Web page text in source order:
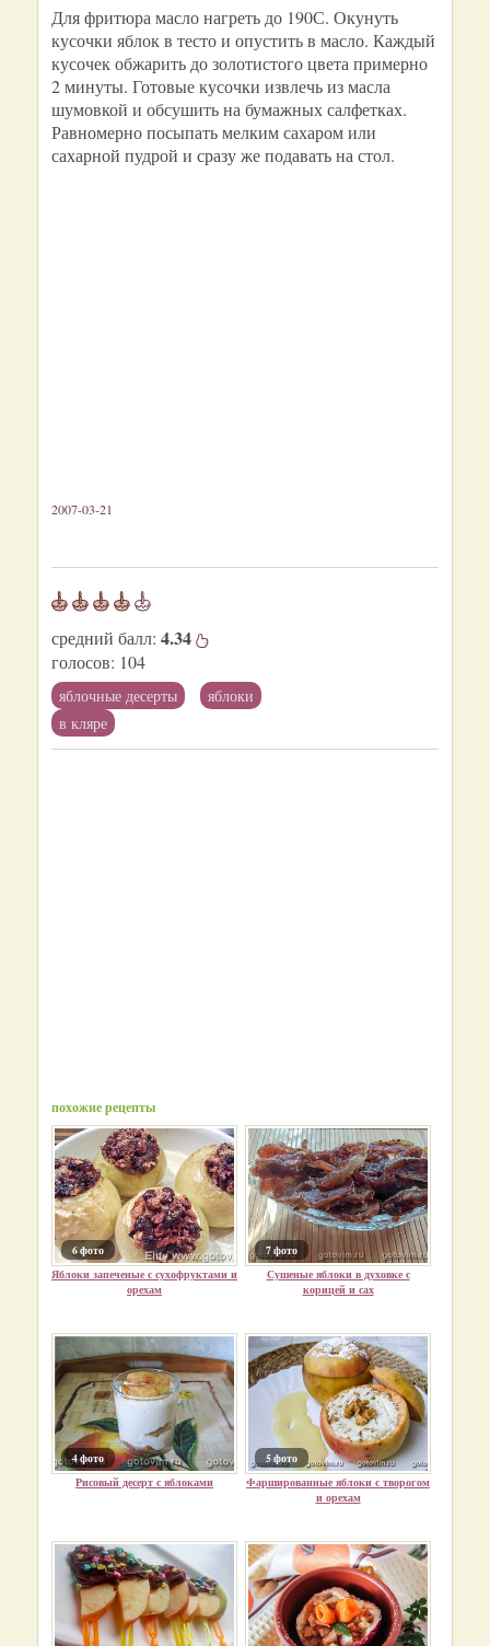
Для фритюра масло нагреть до 190С. Окунуть
кусочки яблок в тесто и опустить в масло. Каждый
кусочек обжарить до золотистого цвета примерно
2 минуты. Готовые кусочки извлечь из масла
шумовкой и обсушить на бумажных салфетках.
Равномерно посыпать мелким сахаром или
сахарной пудрой и сразу же подавать на стол.
2007-03-21
средний балл: 4.34
голосов: 104
яблочные десерты
яблоки
в кляре
похожие рецепты
6 фото
Яблоки запеченые с сухофруктами и
орехам
7 фото
Сушеные яблоки в духовке с
корицей и сах
4 фото
Рисовый десерт с яблоками
5 фото
Фаршированные яблоки с творогом
и орехам